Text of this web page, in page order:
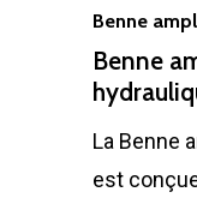
Benne
Benne
La Benne
est